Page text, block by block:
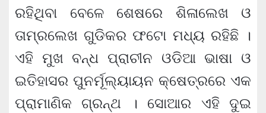
ରହିଥିବା ବେଳେ ଶେଷରେ ଶିଳାଲେଖ ଓ
ତାମ୍ରଲେଖ ଗୁଡିକର ଫଟୋ ମଧ୍ୟ ରହିଛି ।
ଏହି ମୁଖ ବନ୍ଧ ପ୍ରାଚୀନ ଓଡିଆ ଭାଷା ଓ
ଇତିହାସର ପୁନର୍ମୂଲ୍ୟାୟନ କ୍ଷେତ୍ରରେ ଏକ
ପ୍ରାମାଣିକ ଗ୍ରନ୍ଥ । ସୋଆର ଏହି ଦୁଇ